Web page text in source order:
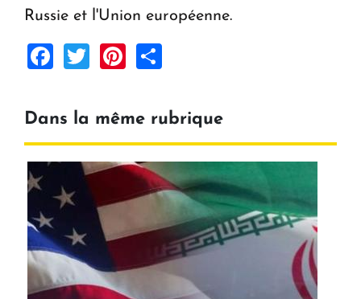
Russie et l'Union européenne.
Facebook
TwitterPinterest
Dans la même rubrique